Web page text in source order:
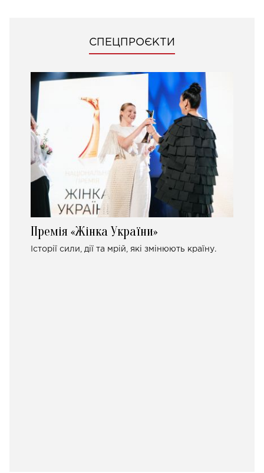
СПЕЦПРОЄКТИ
Премія «Жінка України»
Історії сили, дії та мрій, які змінюють країну.